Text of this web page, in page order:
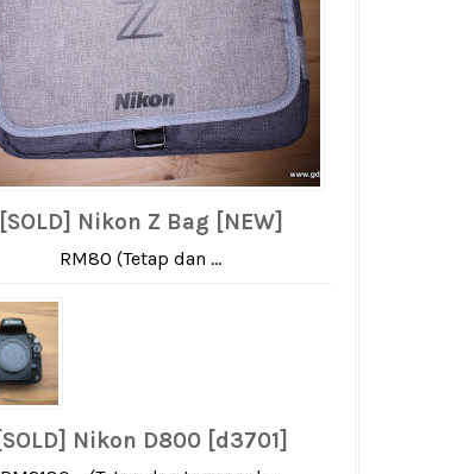
[SOLD] Nikon Z Bag [NEW]
RM80 (Tetap dan ...
[SOLD] Nikon D800 [d3701]